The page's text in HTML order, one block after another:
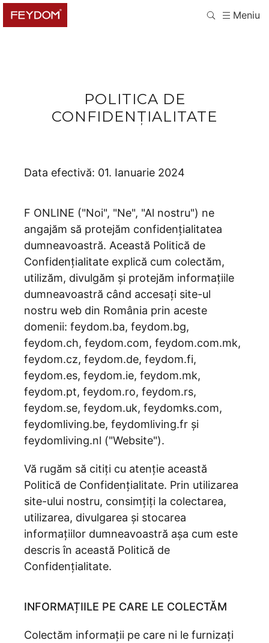
Meniu
POLITICA DE
CONFIDENȚIALITATE
Data efectivă: 01. Ianuarie 2024
F ONLINE ("Noi", "Ne", "Al nostru") ne
angajăm să protejăm confidențialitatea
dumneavoastră. Această Politică de
Confidențialitate explică cum colectăm,
utilizăm, divulgăm și protejăm informațiile
dumneavoastră când accesați site-ul
nostru web din România prin aceste
domenii: feydom.ba, feydom.bg,
feydom.ch, feydom.com, feydom.com.mk,
feydom.cz, feydom.de, feydom.fi,
feydom.es, feydom.ie, feydom.mk,
feydom.pt, feydom.ro, feydom.rs,
feydom.se, feydom.uk, feydomks.com,
feydomliving.be, feydomliving.fr și
feydomliving.nl ("Website").
Vă rugăm să citiți cu atenție această
Politică de Confidențialitate. Prin utilizarea
site-ului nostru, consimțiți la colectarea,
utilizarea, divulgarea și stocarea
informațiilor dumneavoastră așa cum este
descris în această Politică de
Confidențialitate.
INFORMAȚIILE PE CARE LE COLECTĂM
Colectăm informații pe care ni le furnizați